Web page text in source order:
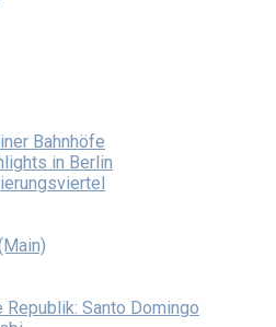
Bahnhöfe
in Berlin
Republik: Santo Domingo